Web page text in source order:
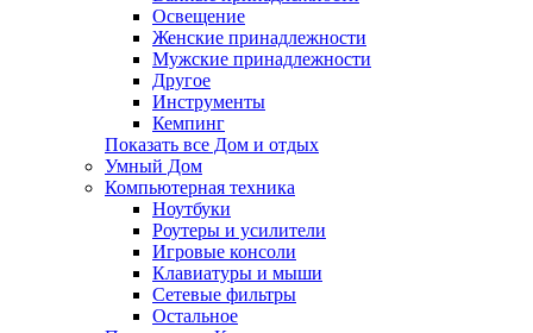
Освещение
Женские принадлежности
Мужские принадлежности
Другое
Инструменты
Кемпинг
Показать все Дом и отдых
Умный Дом
Компьютерная техника
Ноутбуки
Роутеры и усилители
Игровые консоли
Клавиатуры и мыши
Сетевые фильтры
Остальное